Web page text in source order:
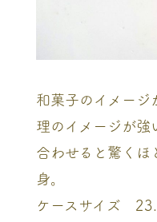
和菓子のイメー
理のイメージが強
合わせると驚く
身。
ケースサイズ